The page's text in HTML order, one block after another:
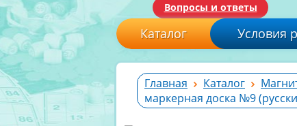
Вопросы и ответы
Каталог Условия
Главная Каталог
маркерная доска №9